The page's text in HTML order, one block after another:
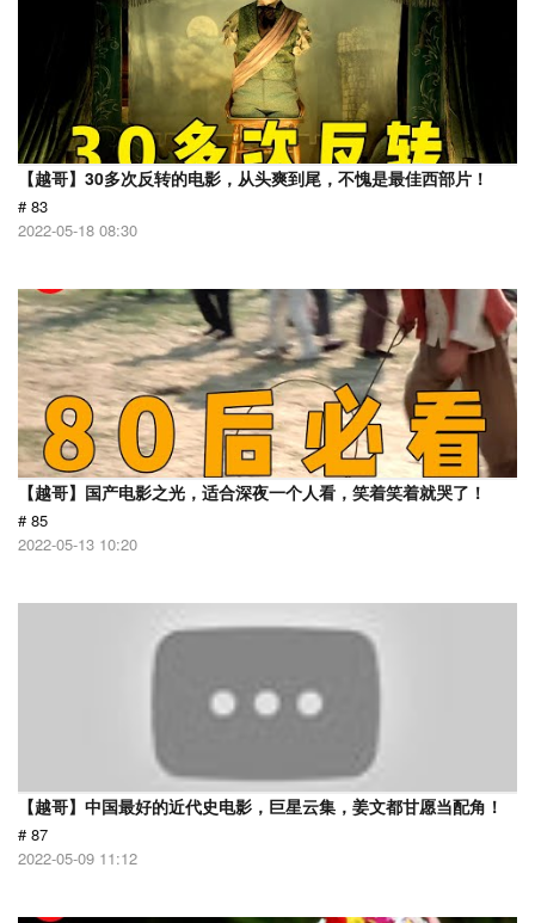
【越哥】30多次反转的电影，从头爽到尾，不愧是最佳西部片！
# 83
2022-05-18 08:30
【越哥】国产电影之光，适合深夜一个人看，笑着笑着就哭了！
# 85
2022-05-13 10:20
【越哥】中国最好的近代史电影，巨星云集，姜文都甘愿当配角！
# 87
2022-05-09 11:12